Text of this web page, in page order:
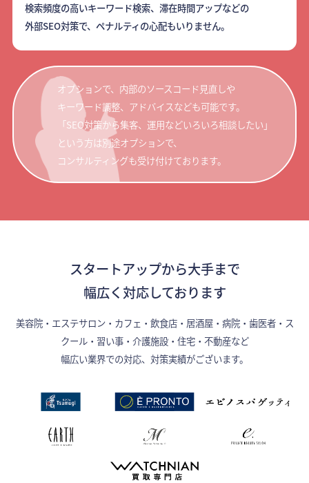
検索頻度の高いキーワード検索、滞在時間アップなどの
外部SEO対策で、ペナルティの心配もいりません。
オプションで、内部のソースコード見直しや
キーワード調整、アドバイスなども可能です。
「SEO対策から集客、運用などいろいろ相談したい」
という方は別途オプションで、
コンサルティングも受け付けております。
スタートアップから大手まで
幅広く対応しております
美容院・エステサロン・カフェ・飲食店・居酒屋・病院・歯医者・ス
クール・習い事・介護施設・住宅・不動産など
幅広い業界での対応、対策実績がございます。